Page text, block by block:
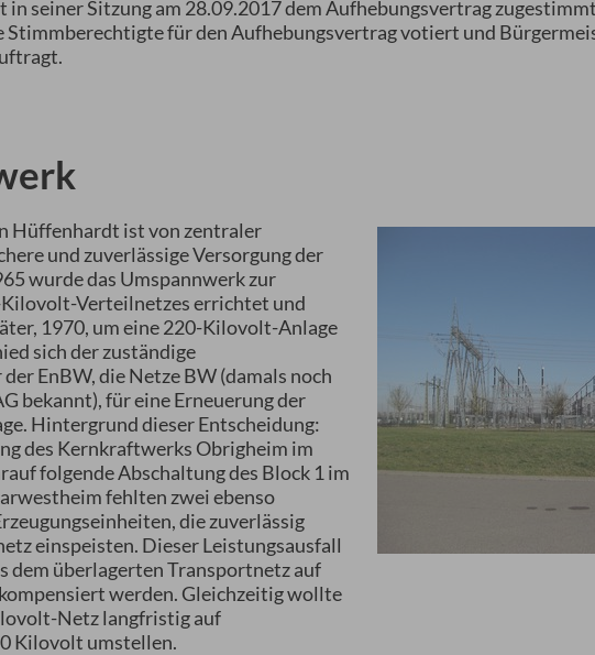
in seiner Sitzung am 28.09.2017 dem Aufhebungsvertrag
Stimmberechtigte für den Aufhebungsvertrag votiert und
Hüffenhardt ist von zentraler
und zuverlässige Versorgung der
wurde das Umspannwerk zur
Kilovolt-Verteilnetzes errichtet und
1970, um eine 220-Kilovolt-Anlage
sich der zuständige
EnBW, die Netze BW (damals noch
bekannt), für eine Erneuerung der
Hintergrund dieser Entscheidung:
des Kernkraftwerks Obrigheim im
folgende Abschaltung des Block 1 im
fehlten zwei ebenso
die zuverlässig
einspeisten. Dieser Leistungsausfall
dem überlagerten Transportnetz auf
werden. Gleichzeitig wollte
Netz langfristig auf
Kilovolt umstellen.